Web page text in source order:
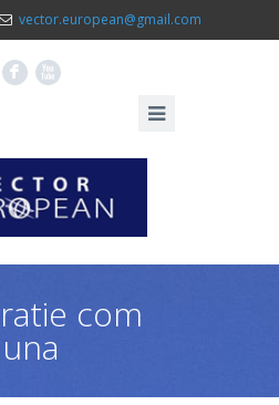
vector.european@gmail.com
F X
com
una